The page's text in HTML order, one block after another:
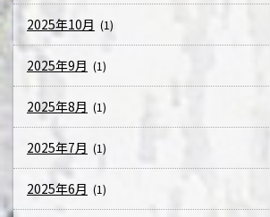
2025年10月 (1)
2025年9月 (1)
2025年8月 (1)
2025年7月 (1)
2025年6月 (1)